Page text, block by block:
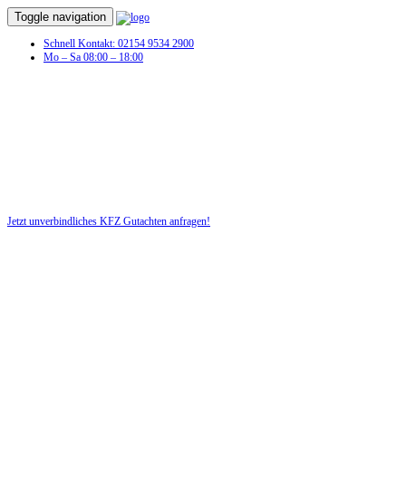
Toggle navigation
Schnell Kontakt: 02154 9534 2900
Mo – Sa 08:00 – 18:00
Jetzt unverbindliches KFZ Gutachten anfragen!